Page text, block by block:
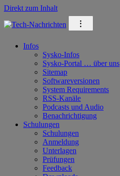
Direkt zum Inhalt
⁝
Infos
Sysko-Infos
Sysko-Portal … über uns
Sitemap
Softwareversionen
System Requirements
RSS-Kanäle
Podcasts und Audio
Benachrichtigung
Schulungen
Schulungen
Anmeldung
Unterlagen
Prüfungen
Feedback